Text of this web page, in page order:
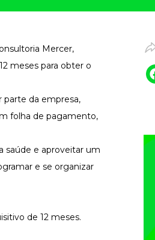
Mercer,
meses para obter o
parte da empresa,
folha de pagamento,
saúde e aproveitar um
e se organizar
de 12 meses.